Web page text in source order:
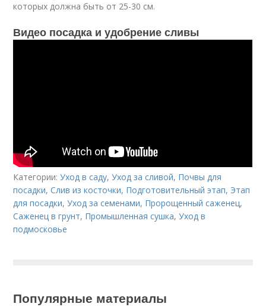
которых должна быть от 25-30 см.
Видео посадка и удобрение сливы
Категории:Уход в саду,Уход за сливой, Почвы для
посадки,Слив из косточки, Подготовительный этап, Этап
для посадки,Уход за семенами, Пророщенный саженец,
Саженец в грунт, Промышленная сушка,Уход в
подмосковье
Популярные материалы